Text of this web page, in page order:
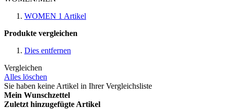
WOMEN 1 Artikel
Produkte vergleichen
Dies entfernen
Vergleichen
Alles löschen
Sie haben keine Artikel in Ihrer Vergleichsliste
Mein Wunschzettel
Zuletzt hinzugefügte Artikel